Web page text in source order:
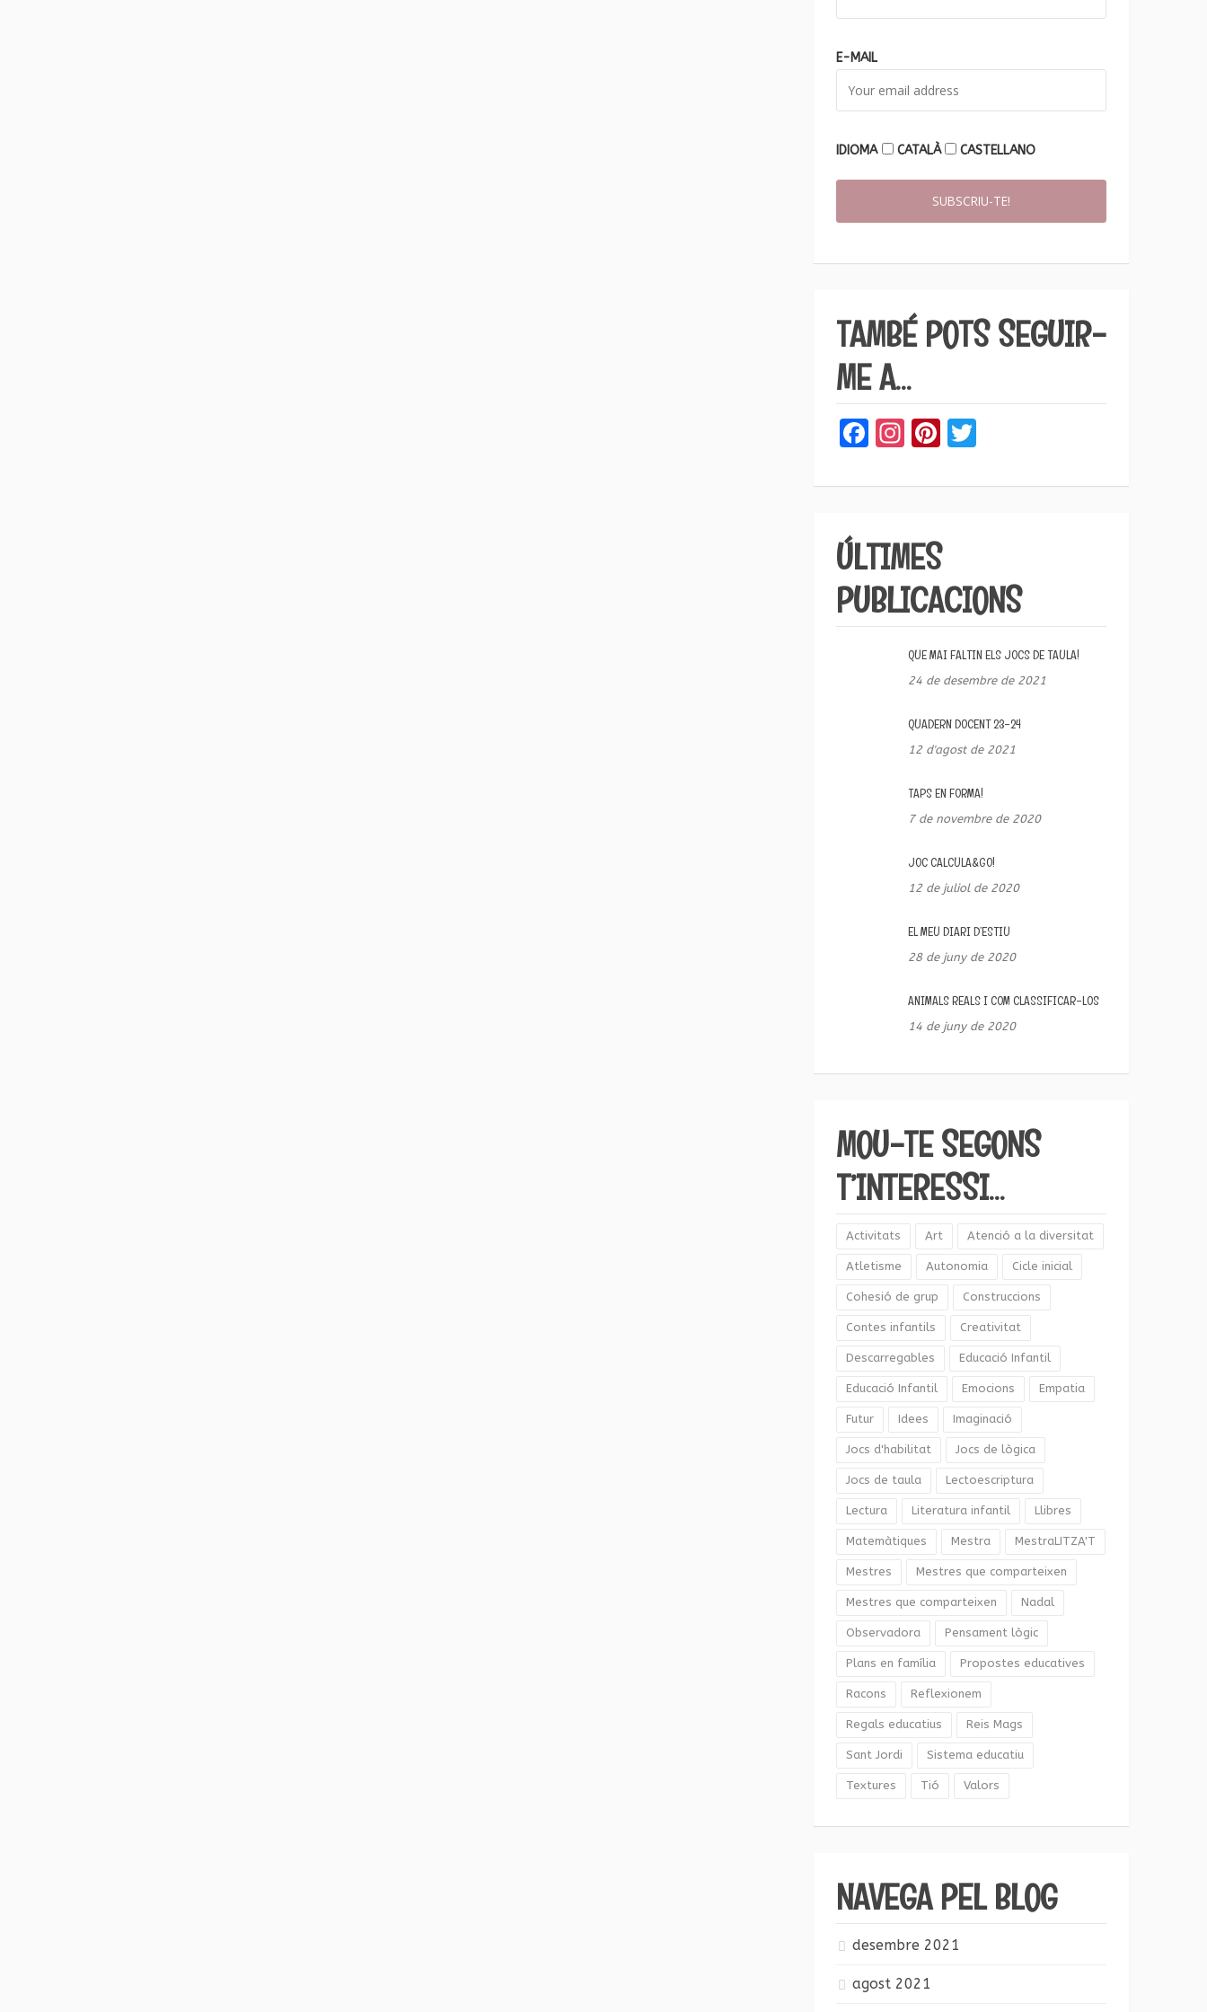
E-MAIL
IDIOMA CATALÀ CASTELLANO
TAMBÉ POTS SEGUIR-
ME A…
Facebook
Instagram
Pinterest
ÚLTIMES
PUBLICACIONS
QUE MAI FALTIN ELS JOCS DE TAULA!
24 de desembre de 2021
QUADERN DOCENT 23-24
12 d'agost de 2021
TAPS EN FORMA!
7 de novembre de 2020
JOC CALCULA&GO!
12 de juliol de 2020
EL MEU DIARI D’ESTIU
28 de juny de 2020
ANIMALS REALS I COM CLASSIFICAR-LOS
14 de juny de 2020
MOU-TE SEGONS
T’INTERESSI…
Activitats Art Atenció a la diversitat
Atletisme Autonomia Cicle inicial
Cohesió de grup Construccions
Contes infantils Creativitat
Descarregables Educació Infantil
Educació Infantil Emocions Empatia
Futur Idees Imaginació
Jocs d'habilitat Jocs de lògica
Jocs de taula Lectoescriptura
Lectura Literatura infantil Llibres
Matemàtiques Mestra MestraLITZA'T
Mestres Mestres que comparteixen
Mestres que comparteixen Nadal
Observadora Pensament lògic
Plans en família Propostes educatives
Racons Reflexionem
Regals educatius Reis Mags
Sant Jordi Sistema educatiu
Textures Tió Valors
NAVEGA PEL BLOG
desembre 2021
agost 2021